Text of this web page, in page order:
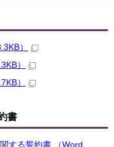
）
）
）
書
する誓約書 （Word